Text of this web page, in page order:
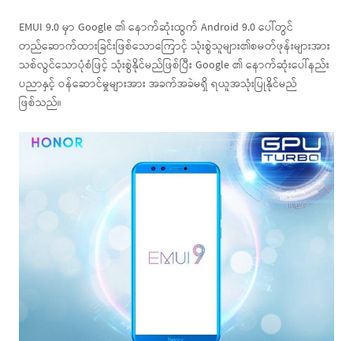
EMUI 9.0 မှာ Google ၏ နောက်ဆုံးထွက် Android 9.0 ပေါ်တွင်
တည်ဆောက်ထားခြင်းဖြစ်သောကြောင့် သုံးစွဲသူများ၏စမတ်ဖုန်းများအား
သစ်လွင်သောပုံစံဖြင့် သုံးစွဲနိုင်မည်ဖြစ်ပြီး Google ၏ နောက်ဆုံးပေါ်နည်း
ပညာနှင့် ဝန်ဆောင်မှုများအား အခက်အခဲမရှိ ရယူအသုံးပြုနိုင်မည်
ဖြစ်သည်။